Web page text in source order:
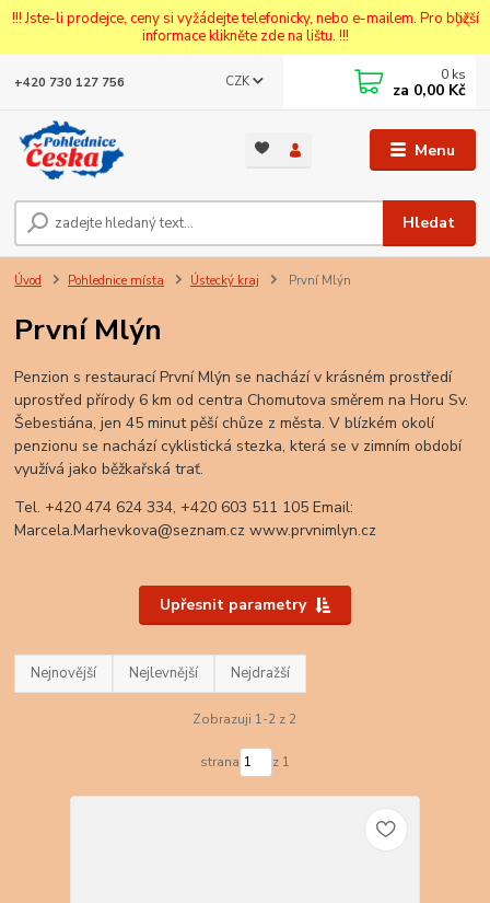
!!! Jste-li prodejce, ceny si vyžádejte telefonicky, nebo e-mailem. Pro bližší
informace klikněte zde na lištu. !!!
Menu
CZK
Hledat
+420 730 127 756 0 ks
za 0,00 Kč
Úvod Pohlednice místa Ústecký kraj První Mlýn
První Mlýn
Penzion s restaurací První Mlýn se nachází v krásném prostředí
uprostřed přírody 6 km od centra Chomutova směrem na Horu Sv.
Šebestiána, jen 45 minut pěší chůze z města. V blízkém okolí
penzionu se nachází cyklistická stezka, která se v zimním období
využívá jako běžkařská trať.
Tel. +420 474 624 334, +420 603 511 105 Email:
Marcela.Marhevkova@seznam.cz www.prvnimlyn.cz
Upřesnit parametry
Nejnovější Nejlevnější Nejdražší
Zobrazuji 1-2 z 2
strana z 1